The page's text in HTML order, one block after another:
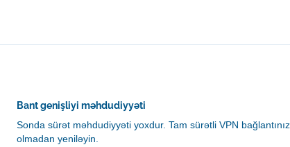
Bant genişliyi məhdudiyyəti
Sonda sürət məhdudiyyəti yoxdur. Tam sürətli VPN
olmadan yeniləyin.